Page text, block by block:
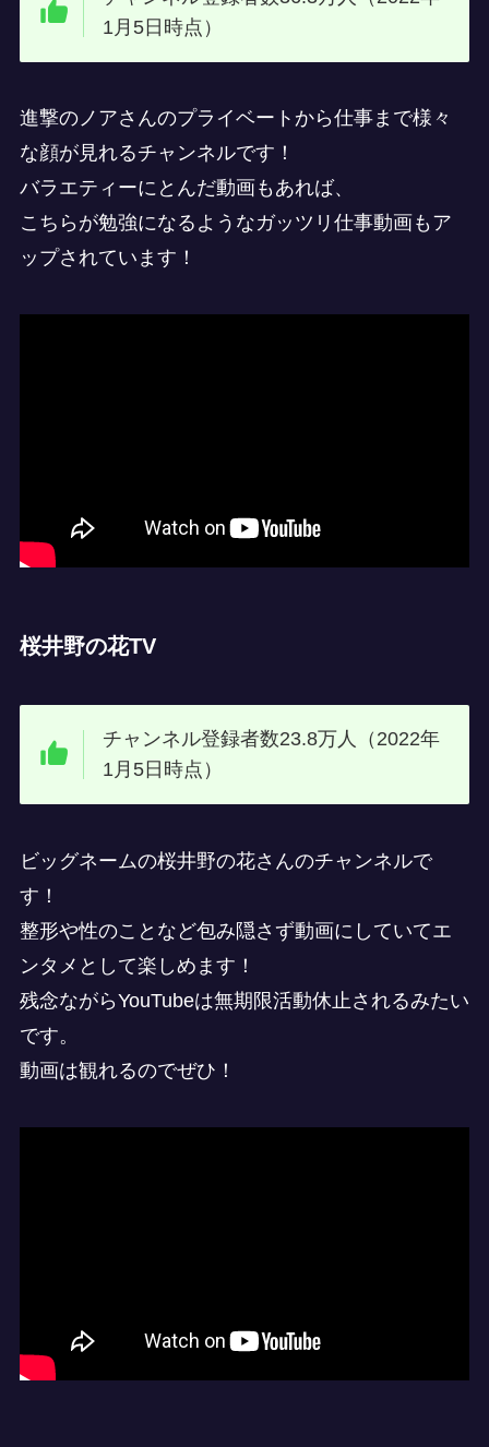
1月5日時点）
進撃のノアさんのプライベートから仕事まで様々
な顔が見れるチャンネルです！
バラエティーにとんだ動画もあれば、
こちらが勉強になるようなガッツリ仕事動画もア
ップされています！
桜井野の花TV
チャンネル登録者数23.8万人（2022年
1月5日時点）
ビッグネームの桜井野の花さんのチャンネルで
す！
整形や性のことなど包み隠さず動画にしていてエ
ンタメとして楽しめます！
残念ながらYouTubeは無期限活動休止されるみたい
です。
動画は観れるのでぜひ！